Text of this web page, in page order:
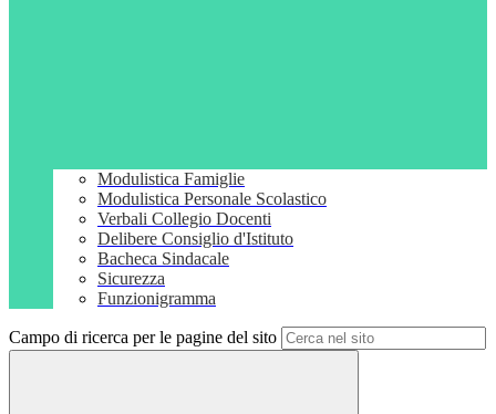
Modulistica Famiglie
Modulistica Personale Scolastico
Verbali Collegio Docenti
Delibere Consiglio d'Istituto
Bacheca Sindacale
Sicurezza
Funzionigramma
Campo di ricerca per le pagine del sito